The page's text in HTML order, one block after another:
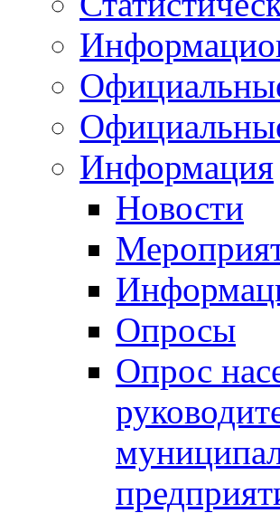
Информация
Новости
Опросы
Опрос